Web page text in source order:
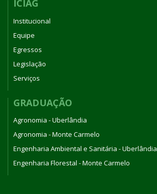
ICIAG
Institucional
Equipe
Egressos
Legislação
Serviços
GRADUAÇÃO
Agronomia - Uberlândia
Agronomia - Monte Carmelo
Engenharia Ambiental e Sanitária - Uberlândia
Engenharia Florestal - Monte Carmelo